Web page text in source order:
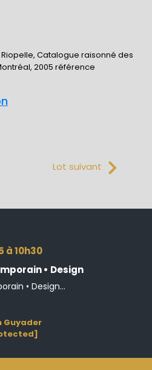
Catalogue raisonné des
2005 référence
Lot suivant
à 10h30
• Design
• Design...
Guyader